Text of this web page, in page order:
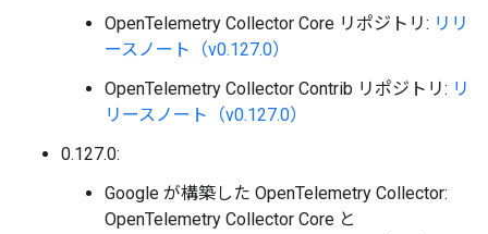
OpenTelemetry Collector Core リポジトリ: リリ
ースノート（v0.127.0）
OpenTelemetry Collector Contrib リポジトリ: リ
リースノート（v0.127.0）
0.127.0:
Google が構築した OpenTelemetry Collector:
OpenTelemetry Collector Core と